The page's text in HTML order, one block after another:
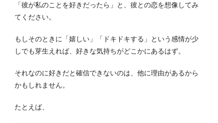
「彼が私のことを好きだったら」と、彼との恋を想像してみ
てください。
もしそのときに「嬉しい」「ドキドキする」という感情が少
しでも芽生えれば、好きな気持ちがどこかにあるはず。
それなのに好きだと確信できないのは、他に理由があるから
かもしれません。
たとえば、